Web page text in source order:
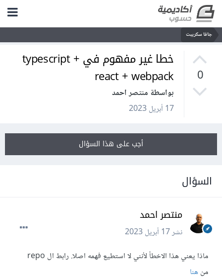
جافا سكريبت
0
خطا غير مفهوم في typescript +
react + webpack
بواسطة منتصر احمد
17 أبريل 2023
أجب على هذا السؤال
السؤال
منتصر احمد
نشر17 أبريل 2023
ماذا يعني هذا الاخطأ لأنني لا استطيع فهمه اصلا. رابط ال repo
منهنا